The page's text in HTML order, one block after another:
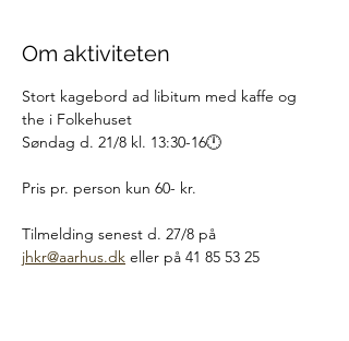
Om aktiviteten
Stort kagebord ad libitum med kaffe og
the i Folkehuset
Søndag d. 21/8 kl. 13:30-16🕛
Pris pr. person kun 60- kr.
Tilmelding senest d. 27/8 på
jhkr@aarhus.dk eller på 41 85 53 25